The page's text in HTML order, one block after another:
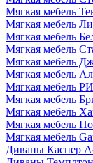
Мягкая мебель
Мягкая мебель
Мягкая мебель
Мягкая мебель
Мягкая мебель
Мягкая мебель
Мягкая мебель
Мягкая мебель
Мягкая мебель
Мягкая мебель
Мягкая мебель
Диваны Каспер